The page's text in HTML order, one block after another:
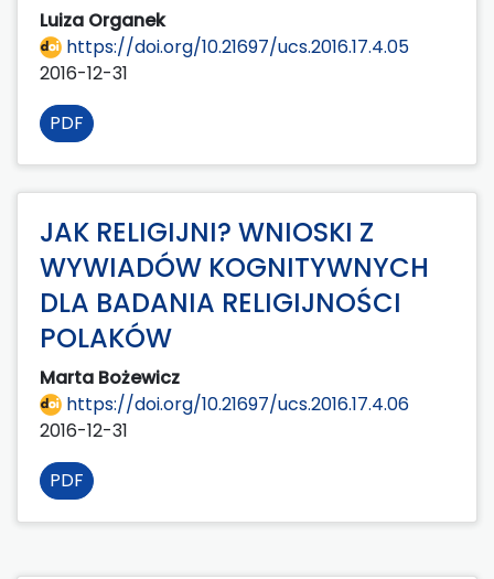
Luiza Organek
https://doi.org/10.21697/ucs.2016.17.4.05
2016-12-31
PDF
JAK RELIGIJNI? WNIOSKI Z
WYWIADÓW KOGNITYWNYCH
DLA BADANIA RELIGIJNOŚCI
POLAKÓW
Marta Bożewicz
https://doi.org/10.21697/ucs.2016.17.4.06
2016-12-31
PDF